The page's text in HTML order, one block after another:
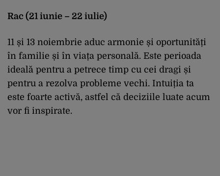
Rac (21 iunie – 22 iulie)
11 și 13 noiembrie aduc armonie și oportunități
în familie și în viața personală. Este perioada
ideală pentru a petrece timp cu cei dragi și
pentru a rezolva probleme vechi. Intuiția ta
este foarte activă, astfel că deciziile luate acum
vor fi inspirate.